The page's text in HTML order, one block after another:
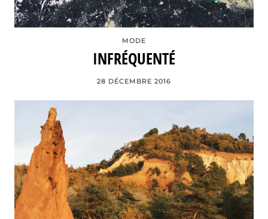
MODE
INFRÉQUENTÉ
28 DÉCEMBRE 2016